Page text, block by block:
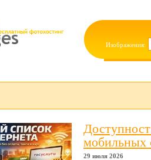
Изображения:
мобильных
29 июля 2026